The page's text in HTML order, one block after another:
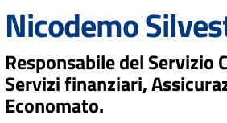
Nicodemo
Responsabile del Servizio
Servizi finanziari,
Economato.